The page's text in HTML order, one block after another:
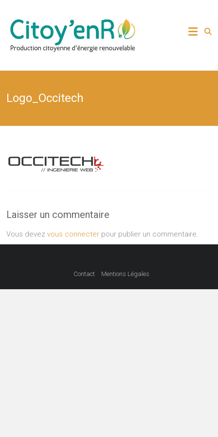
content
Citoy'enR
d'énergie renouvelable
Logo_Occitech
Laisser un commentaire
Vous devezvous connecter pour publier un commentaire.
Contact Mentions Légales